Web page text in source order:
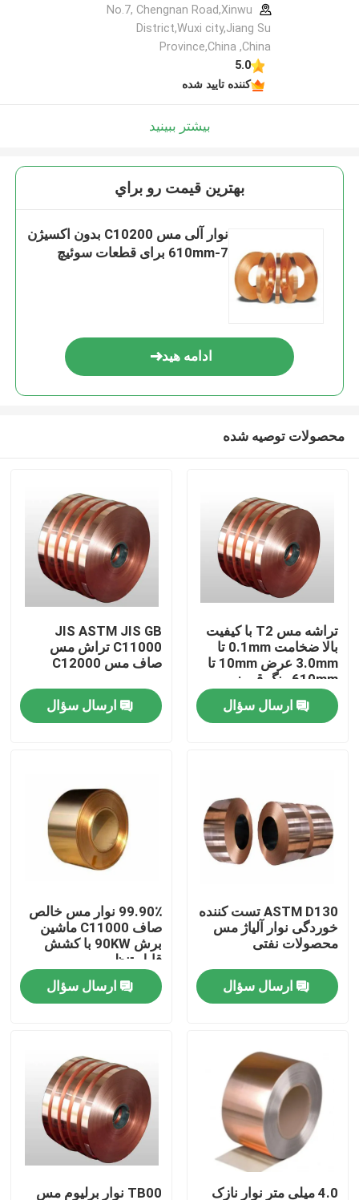
درباره ما
کنترل کیفیت
درخواست نقل قول
لوله لوله فولادی ضد زنگ
کویل فولادی ضد زنگ
پروفیل استیل ضد زنگ
No.7, Chengnan Road,Xinwu
District,Wuxi city,Jiang Su
Province,China ,China
5.0
کننده تایید شده
بیشتر ببینید
بهترين قيمت رو براي
نوار آلی مس C10200 بدون اکسیژن
7-610mm برای قطعات سوئیچ
ادامه هید
محصولات توصیه شده
تراشه مس T2 با کیفیت
بالا ضخامت 0.1mm تا
3.0mm عرض 10mm تا
610mm رنگ قرمز
ارسال سؤال
JIS ASTM JIS GB
C11000 تراش مس
صاف مس C12000
ارسال سؤال
ASTM D130 تست کننده
خوردگی نوار آلیاژ مس
محصولات نفتی
ارسال سؤال
99.90٪ نوار مس خالص
صاف C11000 ماشین
برش 90KW با کشش
قابل تنظیم
ارسال سؤال
4.0 میلی متر نوار نازک TB00 نوار برلیوم مس